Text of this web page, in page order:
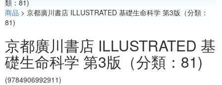
看護
レジデント
類：81)
商品 > 京都廣川書店 ILLUSTRATED 基礎生命科学 第3版（分類：
81)
京都廣川書店 ILLUSTRATED 基
礎生命科学 第3版（分類：81)
(9784906992911)